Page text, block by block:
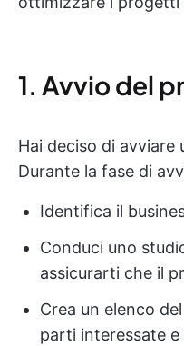
1. Avvio del
Hai deciso di
Durante la fase di
Identifica il
Conduci uno
assicurarti che il
Crea un elenco
parti interessate